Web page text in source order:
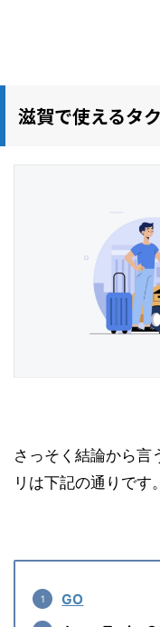
滋賀で使えるタ
さっそく結論から言
リは下記の通りです。
GO